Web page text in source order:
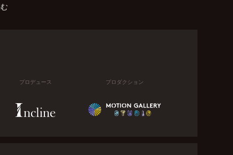
プロデュース プロダクション